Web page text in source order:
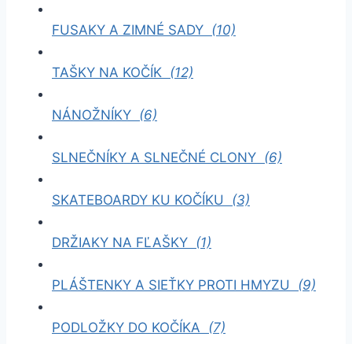
FUSAKY A ZIMNÉ SADY (10)
TAŠKY NA KOČÍK (12)
NÁNOŽNÍKY (6)
SLNEČNÍKY A SLNEČNÉ CLONY (6)
SKATEBOARDY KU KOČÍKU (3)
DRŽIAKY NA FĽAŠKY (1)
PLÁŠTENKY A SIEŤKY PROTI HMYZU (9)
PODLOŽKY DO KOČÍKA (7)